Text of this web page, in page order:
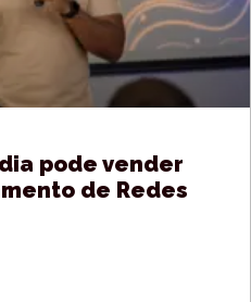
pode vender
de Redes